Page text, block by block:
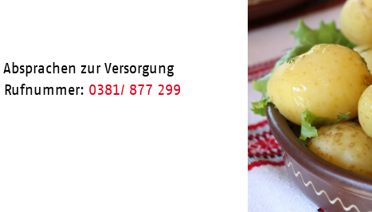
zur Versorgung
Rufnummer: 0381/ 877 299